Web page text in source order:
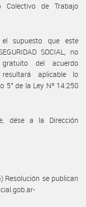
Colectivo de Trabajo
el supuesto que este
SOCIAL, no
del acuerdo
aplicable lo
5° de la Ley Nº 14.250
dése a la Dirección
Resolución se publican